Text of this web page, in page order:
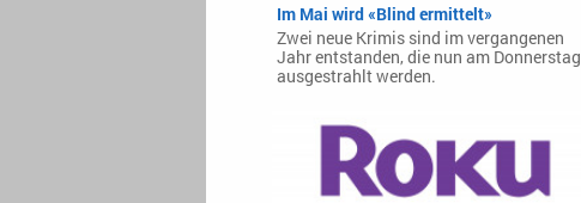
Im Mai wird «Blind ermittelt»
Zwei neue Krimis sind im vergangenen
Jahr entstanden, die nun am Donnerstag
ausgestrahlt werden.